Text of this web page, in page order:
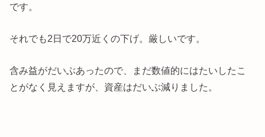
です。
それでも2日で20万近くの下げ。厳しいです。
含み益がだいぶあったので、まだ数値的にはたいしたこ
とがなく見えますが、資産はだいぶ減りました。